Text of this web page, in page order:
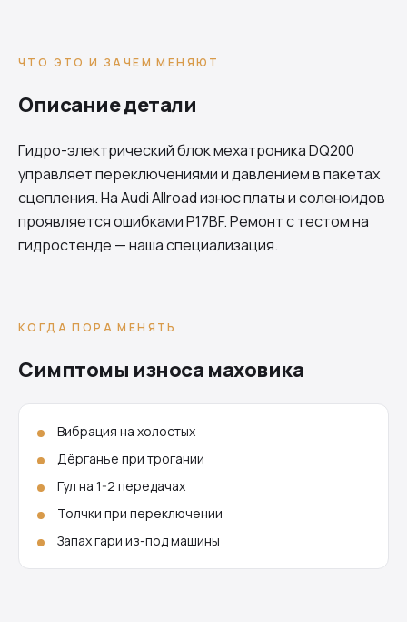
ЧТО ЭТО И ЗАЧЕМ МЕНЯЮТ
Описание детали
Гидро-электрический блок мехатроникаDQ200
управляет переключениями и давлением в пакетах
сцепления. На Audi Allroad износ платы и соленоидов
проявляется ошибками P17BF. Ремонт с тестом на
гидростенде — наша специализация.
КОГДА ПОРА МЕНЯТЬ
Симптомы износа маховика
Вибрация на холостых
Дёрганье при трогании
Гул на 1-2 передачах
Толчки при переключении
Запах гари из-под машины